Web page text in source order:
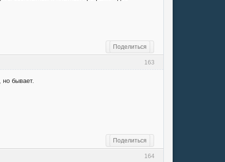
Поделиться
163
но бывает.
Поделиться
164